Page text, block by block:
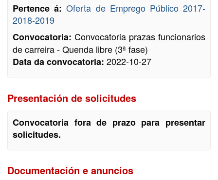
Pertence á:Oferta de Emprego Público 2017-
2018-2019
Convocatoria: Convocatoria prazas funcionarios
de carreira - Quenda libre (3ª fase)
Data da convocatoria: 2022-10-27
Presentación de solicitudes
Convocatoria fora de prazo para presentar
solicitudes.
Documentación e anuncios